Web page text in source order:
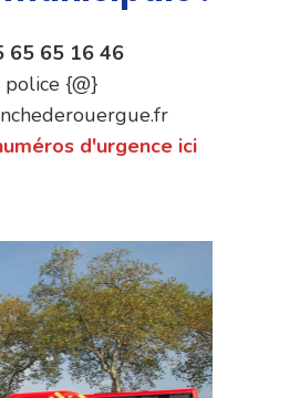
65 65 16 46
police {@}
d'urgence ici